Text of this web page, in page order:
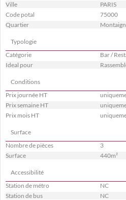
Ville
PARIS
Code potal
75000
Quartier
Typologie
Catégorie
Bar /
Ideal pour
Conditions
Prix journée HT
Prix semaine HT
Prix mois HT
Surface
Nombre de pièces
3
Surface
440m²
Accessibilité
Station de métro
NC
Station de bus
NC